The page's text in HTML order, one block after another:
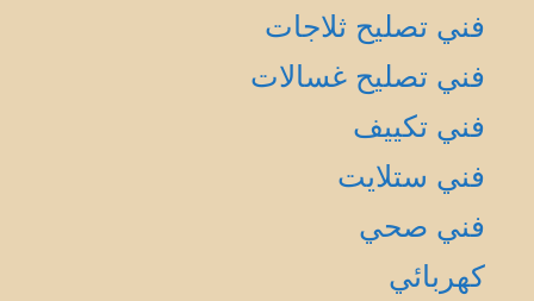
فني تصليح ثلاجات
فني تصليح غسالات
فني تكييف
فني ستلايت
فني صحي
كهربائي